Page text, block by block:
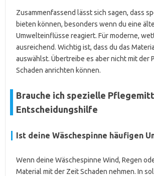
Zusammenfassend lässt sich sagen, dass
bieten können, besonders wenn du eine
Umwelteinflüsse reagiert. Für moderne,
ausreichend. Wichtig ist, dass du das
auswählst. Übertreibe es aber nicht mit der
Schaden anrichten können.
Brauche ich spezielle
Entscheidungshilfe
Ist deine Wäschespinne häufigen
Wenn deine Wäschespinne Wind, Regen
Material mit der Zeit Schaden nehmen. In